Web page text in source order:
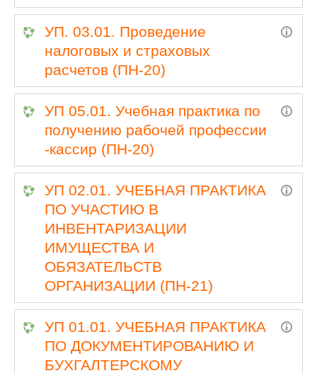
УП. 03.01. Проведение
налоговых и страховых
расчетов (ПН-20)
УП 05.01. Учебная практика по
получению рабочей профессии
-кассир (ПН-20)
УП 02.01. УЧЕБНАЯ ПРАКТИКА
ПО УЧАСТИЮ В
ИНВЕНТАРИЗАЦИИ
ИМУЩЕСТВА И
ОБЯЗАТЕЛЬСТВ
ОРГАНИЗАЦИИ (ПН-21)
УП 01.01. УЧЕБНАЯ ПРАКТИКА
ПО ДОКУМЕНТИРОВАНИЮ И
БУХГАЛТЕРСКОМУ